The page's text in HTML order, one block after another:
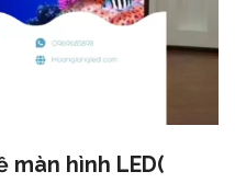
màn hình LED(